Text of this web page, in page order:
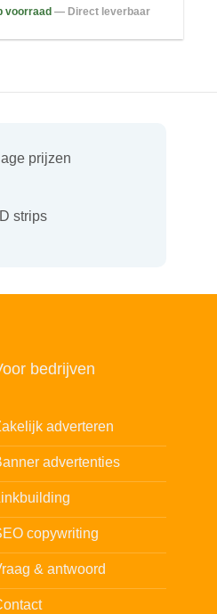
voorraad — Direct leverbaar
prijzen
strips
bedrijven
adverteren
advertenties
copywriting
& antwoord